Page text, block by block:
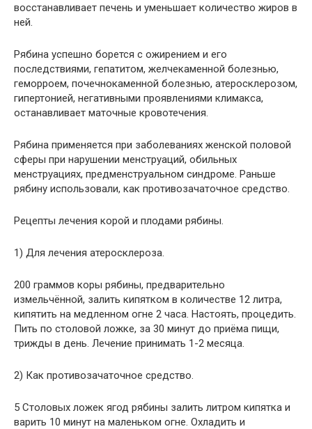
восстанавливает печень и уменьшает количество жиров в
ней.
Рябина успешно борется с ожирением и его
последствиями, гепатитом, желчекаменной болезнью,
геморроем, почечнокаменной болезнью, атеросклерозом,
гипертонией, негативными проявлениями климакса,
останавливает маточные кровотечения.
Рябина применяется при заболеваниях женской половой
сферы при нарушении менструаций, обильных
менструациях, предменструальном синдроме. Раньше
рябину использовали, как противозачаточное средство.
Рецепты лечения корой и плодами рябины.
1) Для лечения атеросклероза.
200 граммов коры рябины, предварительно
измельчённой, залить кипятком в количестве 12 литра,
кипятить на медленном огне 2 часа. Настоять, процедить.
Пить по столовой ложке, за 30 минут до приёма пищи,
трижды в день. Лечение принимать 1-2 месяца.
2) Как противозачаточное средство.
5 Столовых ложек ягод рябины залить литром кипятка и
варить 10 минут на маленьком огне. Охладить и